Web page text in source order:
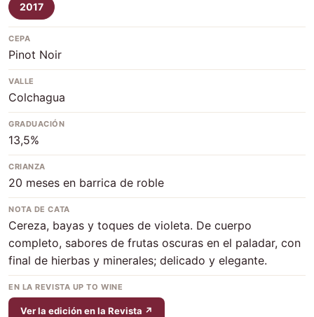
2017
CEPA
Pinot Noir
VALLE
Colchagua
GRADUACIÓN
13,5%
CRIANZA
20 meses en barrica de roble
NOTA DE CATA
Cereza, bayas y toques de violeta. De cuerpo
completo, sabores de frutas oscuras en el paladar, con
final de hierbas y minerales; delicado y elegante.
EN LA REVISTA UP TO WINE
Ver la edición en la Revista ↗